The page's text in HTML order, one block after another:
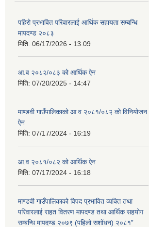
पहिरो प्रभावित परिवारलाई आर्थिक सहायता सम्बन्धि
मापदण्ड २०८३
मिति: 06/17/2026 - 13:09
आ.व २०८२/०८३ को आर्थिक ऐन
मिति: 07/20/2025 - 14:47
माण्डवी गाउँपालिकाको आ.व २०८१/०८२ को विनियोजन
ऐन
मिति: 07/17/2024 - 16:19
आ.व २०८१/०८२ को आर्थिक ऐन
मिति: 07/17/2024 - 16:18
माण्डवी गाउँपालिकाको विपद प्रभावित व्यक्ति तथा
परिवारलाई राहत वितरण मापदण्ड तथा आर्थिक सहयोग
सम्बन्धि मापदण्ड २०७९ (पहिलो सशोंधन) २०८१”